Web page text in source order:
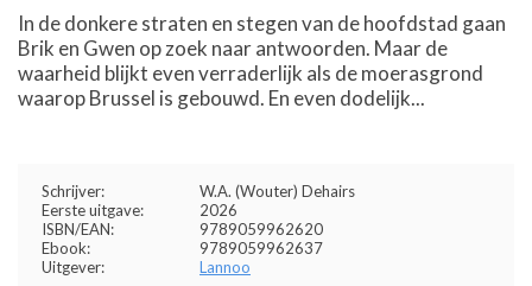
In de donkere straten en stegen van de hoofdstad gaan
Brik en Gwen op zoek naar antwoorden. Maar de
waarheid blijkt even verraderlijk als de moerasgrond
waarop Brussel is gebouwd. En even dodelijk...
Schrijver:
W.A. (Wouter) Dehairs
Eerste uitgave:
2026
ISBN/EAN:
9789059962620
Ebook:
9789059962637
Uitgever:
Lannoo